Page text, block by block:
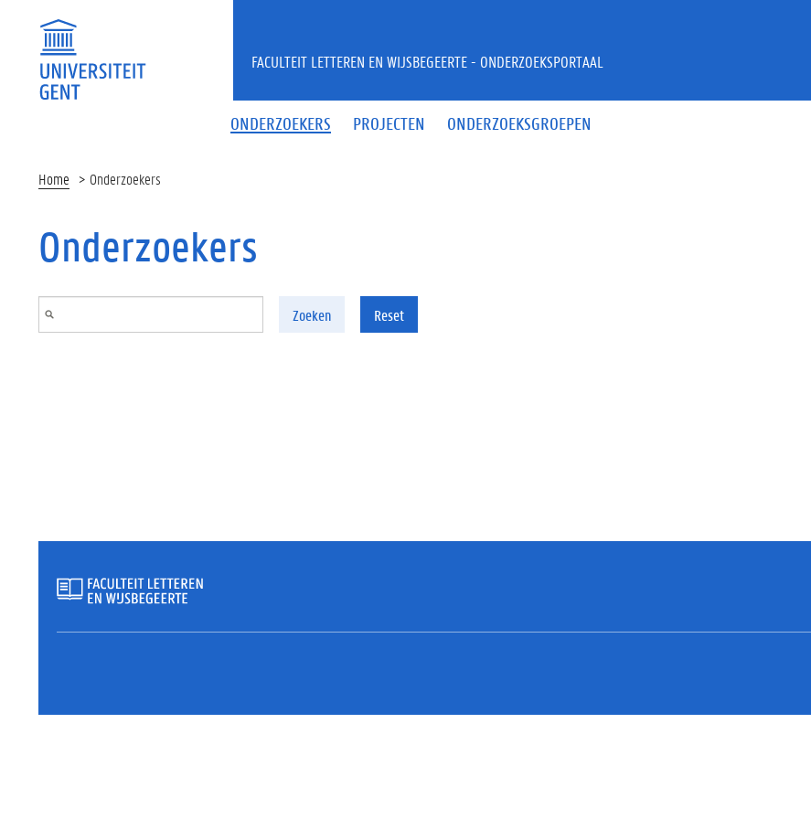
ONDERZOEKERS PROJECTEN ONDERZOEKSGROEPEN
FACULTEIT LETTEREN EN WIJSBEGEERTE - ONDERZOEKSPORTAAL
Home Onderzoekers
Onderzoekers
Zoeken Reset